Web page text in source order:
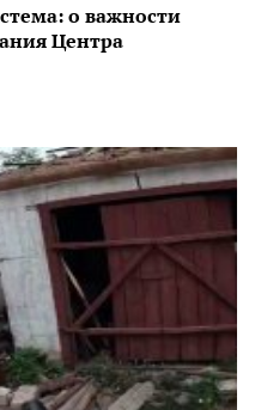
о важности
Центра